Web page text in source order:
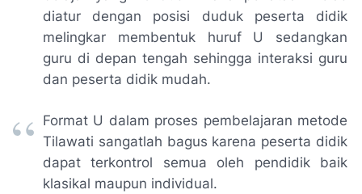
diatur dengan posisi duduk peserta didik
melingkar membentuk huruf U sedangkan
guru di depan tengah sehingga interaksi guru
dan peserta didik mudah.
Format U dalam proses pembelajaran metode
Tilawati sangatlah bagus karena peserta didik
dapat terkontrol semua oleh pendidik baik
klasikal maupun individual.